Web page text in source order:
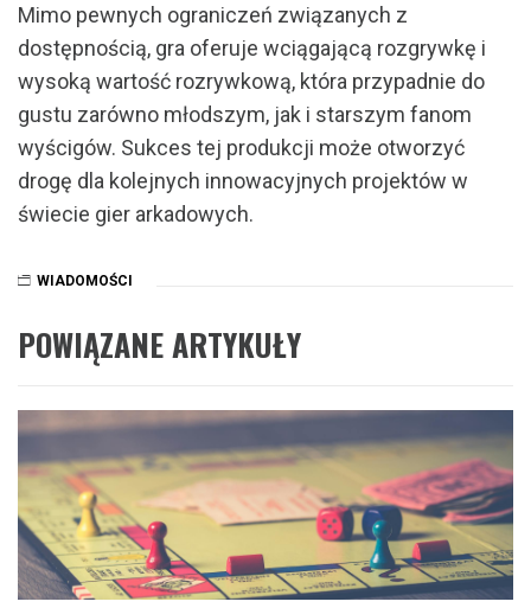
Mimo pewnych ograniczeń związanych z
dostępnością, gra oferuje wciągającą rozgrywkę i
wysoką wartość rozrywkową, która przypadnie do
gustu zarówno młodszym, jak i starszym fanom
wyścigów. Sukces tej produkcji może otworzyć
drogę dla kolejnych innowacyjnych projektów w
świecie gier arkadowych.
WIADOMOŚCI
POWIĄZANE ARTYKUŁY